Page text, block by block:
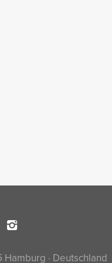
· Deutschland